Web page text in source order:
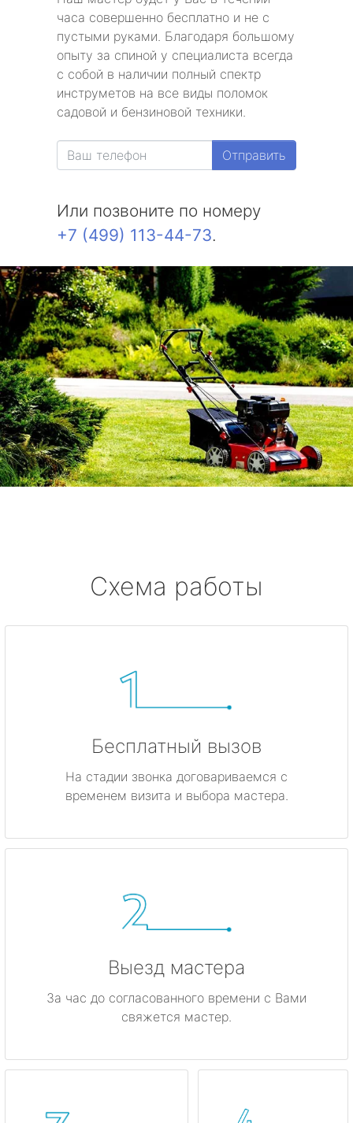
часа совершенно бесплатно и не с
пустыми руками. Благодаря большому
опыту за спиной у специалиста всегда
с собой в наличии полный спектр
инструметов на все виды поломок
садовой и бензиновой техники.
Отправить
Или позвоните по номеру
+7 (499) 113-44-73.
Схема работы
Бесплатный вызов
На стадии звонка договариваемся с
временем визита и выбора мастера.
Выезд мастера
За час до согласованного времени с Вами
свяжется мастер.